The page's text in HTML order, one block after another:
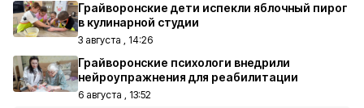
Грайворонские дети испекли яблочный пирог
в кулинарной студии
3 августа , 14:26
Грайворонские психологи внедрили
нейроупражнения для реабилитации
6 августа , 13:52